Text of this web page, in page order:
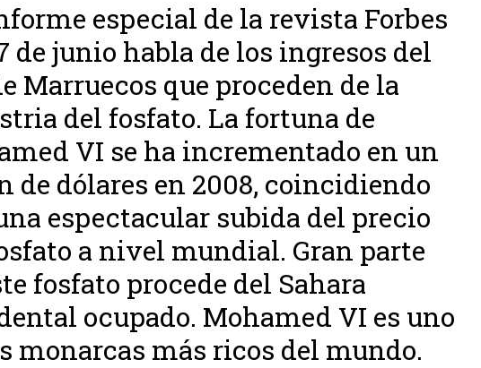
especial de la revista Forbes
de junio habla de los ingresos del
Marruecos que proceden de la
del fosfato. La fortuna de
VI se ha incrementado en un
de dólares en 2008, coincidiendo
espectacular subida del precio
a nivel mundial. Gran parte
fosfato procede del Sahara
ocupado. Mohamed VI es uno
monarcas más ricos del mundo.